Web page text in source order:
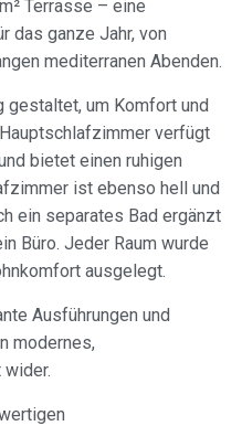
Terrasse – eine
das ganze Jahr, von
mediterranen Abenden.
um Komfort und
verfügt
bietet einen ruhigen
ist ebenso hell und
ein separates Bad ergänzt
Büro. Jeder Raum wurde
ausgelegt.
Ausführungen und
modernes,
Immer aktiv
Cookies, um
akzeptieren Sie deren
Möglichkeit, seinen
Wunsch zu verhindern,
wird, obwohl er
beim
kann.